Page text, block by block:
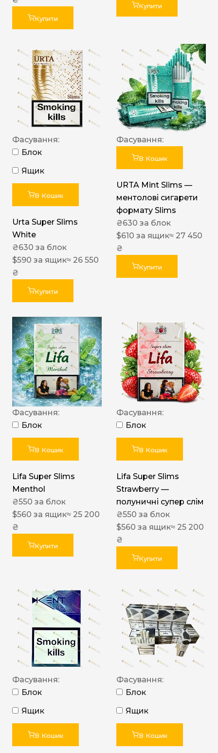
Купити
Купити
Фасування:
Блок
Ящик
В Кошик
Urta Super Slims
White
₴630 за блок
$590 за ящик≈ 26 550
₴
Купити
Фасування:
В Кошик
URTA Mint Slims —
ментолові сигарети
формату Slims
₴630 за блок
$610 за ящик≈ 27 450
₴
Купити
Фасування:
Блок
В Кошик
Lifa Super Slims
Menthol
₴550 за блок
$560 за ящик≈ 25 200
₴
Купити
Фасування:
Блок
В Кошик
Lifa Super Slims
Strawberry —
полуничні супер слім
₴550 за блок
$560 за ящик≈ 25 200
₴
Купити
Фасування:
Блок
Ящик
В Кошик
Фасування:
Блок
Ящик
В Кошик